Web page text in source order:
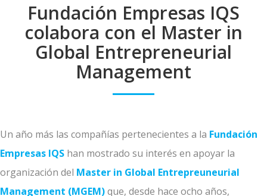
Fundación Empresas IQS
colabora con el Master in
Global Entrepreneurial
Management
Un año más las compañías pertenecientes a la Fundación
Empresas IQS han mostrado su interés en apoyar la
organización del Master in Global Entrepreuneurial
Management (MGEM)que, desde hace ocho años,